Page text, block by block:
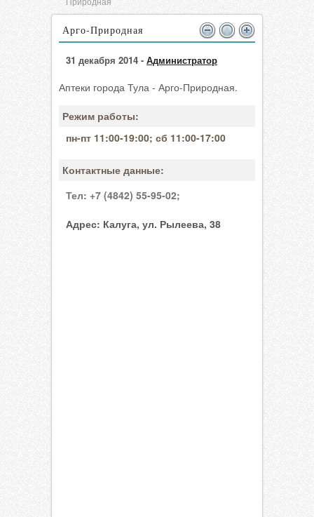
Арго-Природная
31 декабря 2014 - Администратор
Аптеки города Тула - Арго-Природная.
Режим работы:
пн-пт 11:00-19:00; сб 11:00-17:00
Контактные данные:
Тел: +7 (4842) 55-95-02;
Адрес: Калуга, ул. Рылеева, 38